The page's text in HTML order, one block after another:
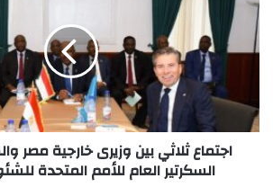
اجتماع ثلاثي بين وزيرى خارجية مصر
السكرتير العام للأمم المتحدة